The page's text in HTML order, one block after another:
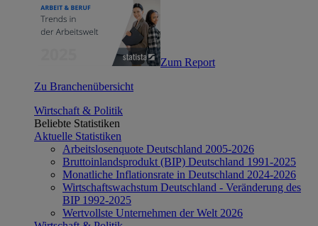
Zum Report
Zu Branchenübersicht
Wirtschaft & Politik
Beliebte Statistiken
Aktuelle Statistiken
Arbeitslosenquote Deutschland 2005-2026
Bruttoinlandsprodukt (BIP) Deutschland 1991-2025
Monatliche Inflationsrate in Deutschland 2024-2026
Wirtschaftswachstum Deutschland - Veränderung des
BIP 1992-2025
Wertvollste Unternehmen der Welt 2026